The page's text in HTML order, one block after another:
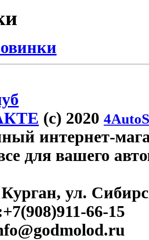
(c) 2020
интернет-
для вашего
Курган, ул.
+7(908)911-66-15